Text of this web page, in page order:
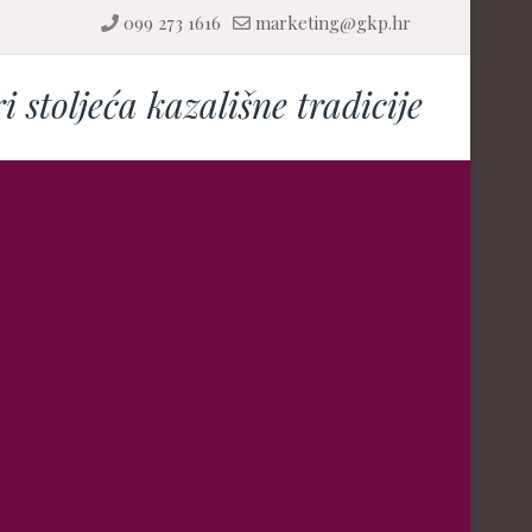
099 273 1616 marketing@gkp.hr
stoljeća kazališne tradicije